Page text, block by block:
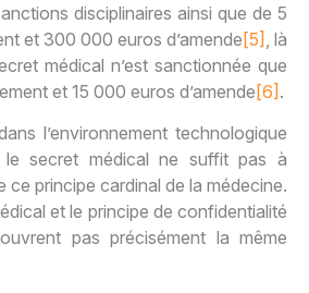
disciplinaires ainsi que de 5
et 300 000 euros d’amende[5] , là
médical n’est sanctionnée que
et 15 000 euros d’amende[6] .
l’environnement technologique
le secret médical ne suffit pas à
ce principe cardinal de la médecine.
et le principe de confidentialité
pas précisément la même